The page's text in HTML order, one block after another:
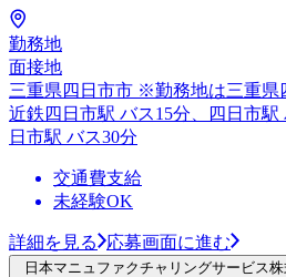
勤務地
面接地
三重県四日市市 ※勤務地は三重県
近鉄四日市駅 バス15分、四日市駅
日市駅 バス30分
交通費支給
未経験OK
詳細を見る 応募画面に進む
日本マニュファクチャリングサービス